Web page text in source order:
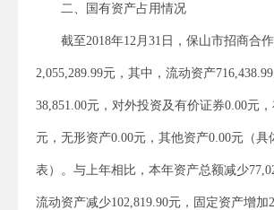
二、国有资产占用情况
截至2018年12月31日，保山市招商合
2,055,289.99元，其中，流动资产
38,851.00元，对外投资及有价证券0.00元
元，无形资产0.00元，其他资产0.00元（具
表）。与上年相比，本年资产总额减少
流动资产减少102,819.90元，固定资产增加